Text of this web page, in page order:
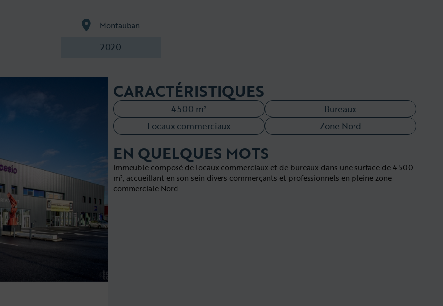
Montauban
2020
CARACTÉRISTIQUES
4 500 m²
Bureaux
Locaux commerciaux
Zone Nord
EN QUELQUES MOTS
Immeuble composé de locaux commerciaux et de bureaux dans une surface de 4 500
m², accueillant en son sein divers commerçants et professionnels en pleine zone
commerciale Nord.